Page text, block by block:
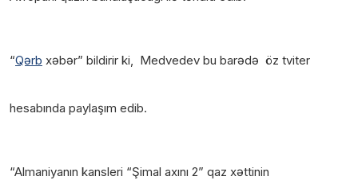
“Qərb xəbər” bildirir ki, Medvedev bu barədə öz tviter
hesabında paylaşım edib.
“Almaniyanın kansleri “Şimal axını 2” qaz xəttinin